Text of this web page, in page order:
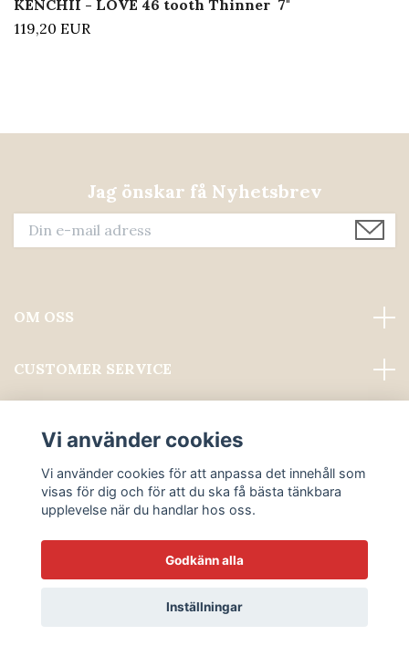
KENCHII - LOVE 46 tooth Thinner 7"
119,20 EUR
Jag önskar få Nyhetsbrev
OM OSS
CUSTOMER SERVICE
Sociala medier
© 2026 ALWAYS PROFESSIONAL GROOMING
Vi använder cookies
Vi använder cookies för att anpassa det innehåll som
visas för dig och för att du ska få bästa tänkbara
upplevelse när du handlar hos oss.
Godkänn alla
Inställningar